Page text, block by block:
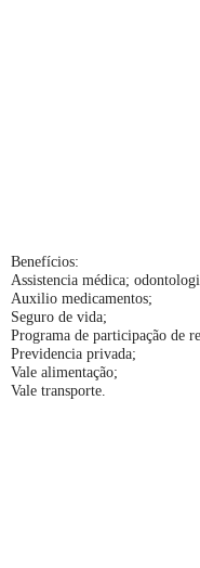
Benefícios:
Assistencia médica;
Auxilio medicamentos;
Seguro de vida;
Programa de participação de
Previdencia privada;
Vale alimentação;
Vale transporte.